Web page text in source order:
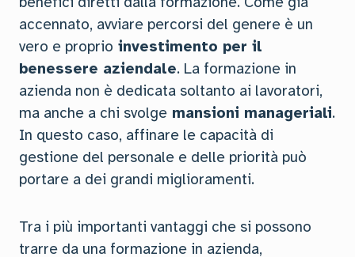
accennato, avviare percorsi del genere è un
vero e proprio investimento per il
benessere aziendale. La formazione in
azienda non è dedicata soltanto ai lavoratori,
ma anche a chi svolge mansioni manageriali.
In questo caso, affinare le capacità di
gestione del personale e delle priorità può
portare a dei grandi miglioramenti.
Tra i più importanti vantaggi che si possono
trarre da una formazione in azienda,